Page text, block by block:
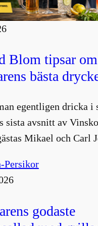
Blom tipsar om
bästa
egentligen dricka i
sista avsnitt av
Mikael och Carl
godaste